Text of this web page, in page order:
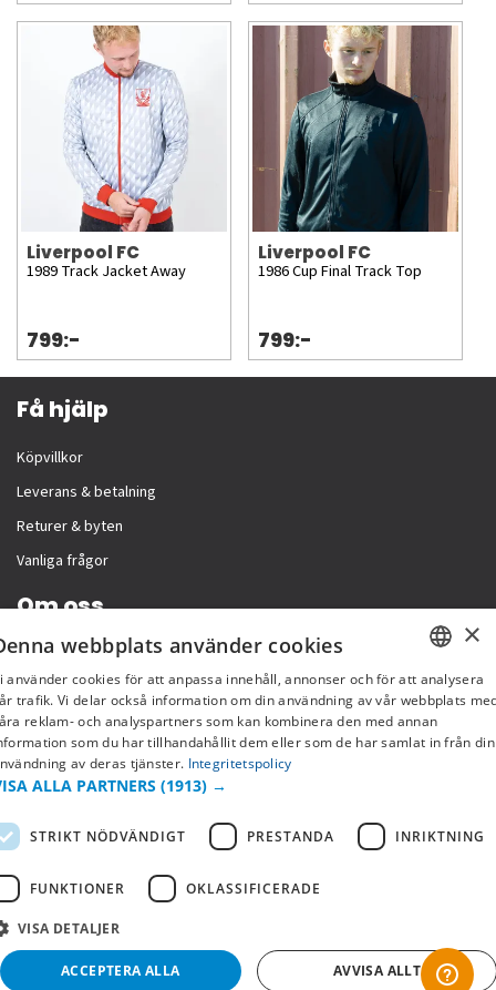
Liverpool FC
1989 Track Jacket Away
799:-
Liverpool FC
1986 Cup Final Track Top
799:-
Få hjälp
Köpvillkor
Leverans & betalning
Returer & byten
Vanliga frågor
Om oss
Företagsinformation
Copyright © 2019 This site is Licensed to 377 Sport AB
SWEDISH
FI
×
webbplats använder cookies
använder cookies för att anpassa innehåll, annonser och för att analysera
trafik. Vi delar också information om din användning av vår webbplats
reklam- och analyspartners som kan kombinera den med annan
som du har tillhandahållit dem eller som de har samlat in från din
av deras tjänster. Integritetspolicy
ALLA PARTNERS (1913) →
STRIKT NÖDVÄNDIGT PRESTANDA INRIKTNING
FUNKTIONER OKLASSIFICERADE
VISA DETALJER
ACCEPTERA ALLA AVVISA ALLT